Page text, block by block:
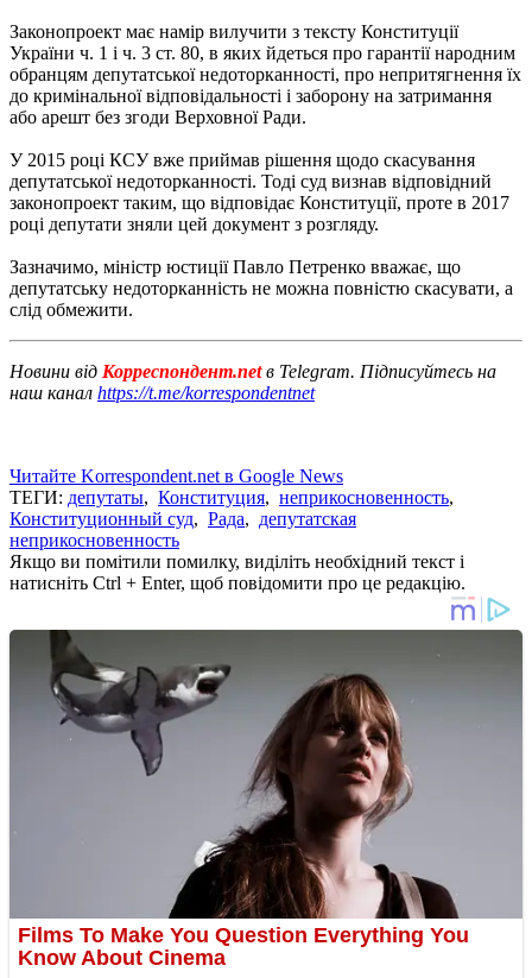
Законопроект має намір вилучити з тексту Конституції
України ч. 1 і ч. 3 ст. 80, в яких йдеться про гарантії народним
обранцям депутатської недоторканності, про непритягнення їх
до кримінальної відповідальності і заборону на затримання
або арешт без згоди Верховної Ради.
У 2015 році КСУ вже приймав рішення щодо скасування
депутатської недоторканності. Тоді суд визнав відповідний
законопроект таким, що відповідає Конституції, проте в 2017
році депутати зняли цей документ з розгляду.
Зазначимо, міністр юстиції Павло Петренко вважає, що
депутатську недоторканність не можна повністю скасувати, а
слід обмежити.
Новини від Корреспондент.netв Telegram. Підписуйтесь на
наш канал https://t.me/korrespondentnet
Читайте Korrespondent.net в Google News
ТЕГИ: депутаты, Конституция, неприкосновенность,
Конституционный суд, Рада, депутатская
неприкосновенность
Якщо ви помітили помилку, виділіть необхідний текст і
натисніть Ctrl + Enter, щоб повідомити про це редакцію.